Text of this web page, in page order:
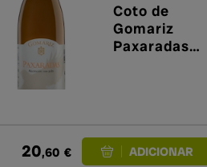
Coto de
Gomariz
Paxaradas
20,60 €